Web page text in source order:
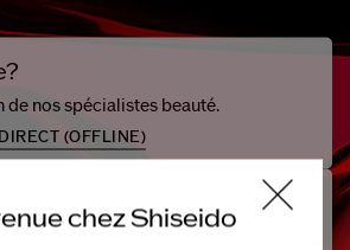
de nos spécialistes beauté.
(OFFLINE)
chez Shiseido